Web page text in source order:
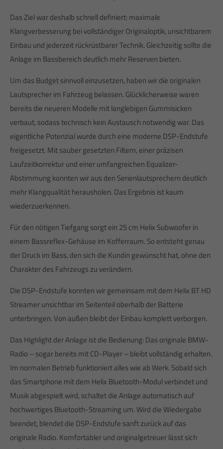
Das Ziel war deshalb schnell definiert: maximale
Klangverbesserung bei vollständiger Originaloptik, unsichtbarem
Einbau und jederzeit rückrüstbarer Technik. Gleichzeitig sollte die
Anlage im Bassbereich deutlich mehr Reserven bieten.
Um das Budget sinnvoll einzusetzen, haben wir die originalen
Lautsprecher im Fahrzeug belassen. Glücklicherweise waren
bereits die neueren Modelle mit langlebigen Gummisicken
verbaut, sodass technisch kein Austausch notwendig war. Das
eigentliche Potenzial wurde durch eine moderne DSP-Endstufe
freigesetzt. Mit sauber gesetzten Filtern, einer präzisen
Laufzeitkorrektur und einer umfangreichen Equalizer-
Abstimmung konnten wir aus den Serienlautsprechern deutlich
mehr Klangqualität herausholen. Das Ergebnis ist kaum
wiederzuerkennen.
Für den nötigen Tiefgang sorgt ein 25 cm Helix Subwoofer in
einem Bassreflex-Gehäuse im Kofferraum. So entsteht genau
der Druck im Bass, den sich die Kundin gewünscht hat, ohne den
Charakter des Fahrzeugs zu verändern.
Die DSP-Endstufe konnten wir gemeinsam mit dem Helix BT HD
Streamer unsichtbar im Seitenteil oberhalb der Batterie
unterbringen. Von außen bleibt der Einbau komplett verborgen.
Das Highlight der Anlage ist die Bedienung: Das originale BMW-
Radio – sogar bereits mit CD-Player – bleibt vollständig erhalten.
Im normalen Betrieb funktioniert alles wie ab Werk. Sobald sich
das Smartphone mit dem Helix Bluetooth-Modul verbindet und
Musik abgespielt wird, schaltet die Anlage automatisch auf
hochwertiges Bluetooth-Streaming um. Wird die Wiedergabe
beendet, blendet die DSP-Endstufe sanft zurück auf das
originale Radio. Komfortabler und originalgetreuer lässt sich